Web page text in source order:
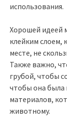
использования.
Хорошей идеей
клейким слоем,
месте, не
Также важно,
грубой, чтобы
чтобы она была
материалов,
животному.